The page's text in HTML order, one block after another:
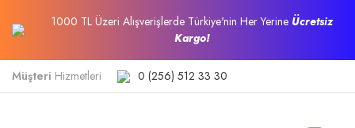
1000 TL Üzeri Alışverişlerde Türkiye'nin Her Yerine Ücretsiz
Kargo!
Müşteri Hizmetleri 0 (256) 512 33 30